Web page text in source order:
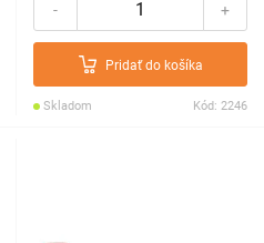
- +
Pridať do košíka
Skladom Kód: 2246